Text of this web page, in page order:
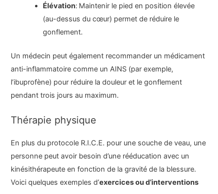
Élévation: Maintenir le pied en position élevée
(au-dessus du cœur) permet de réduire le
gonflement.
Un médecin peut également recommander un médicament
anti-inflammatoire comme un AINS (par exemple,
l’ibuprofène) pour réduire la douleur et le gonflement
pendant trois jours au maximum.
Thérapie physique
En plus du protocole R.I.C.E. pour une souche de veau, une
personne peut avoir besoin d’une rééducation avec un
kinésithérapeute en fonction de la gravité de la blessure.
Voici quelques exemples d’exercices ou d’interventions